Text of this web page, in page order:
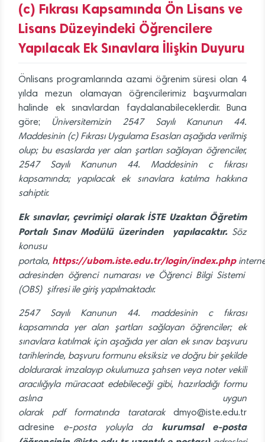
(c) Fıkrası Kapsamında Ön Lisans ve
Lisans Düzeyindeki Öğrencilere
Yapılacak Ek Sınavlara İlişkin Duyuru
Önlisans programlarında azami öğrenim süresi olan 4
yılda mezun olamayan öğrencilerimiz başvurmaları
halinde ek sınavlardan faydalanabileceklerdir. Buna
göre;
Üniversitemizin 2547 Sayılı Kanunun 44.
Maddesinin (c) Fıkrası Uygulama Esasları aşağıda verilmiş
olup; bu esaslarda yer alan şartları sağlayan öğrenciler,
2547 Sayılı Kanunun 44. Maddesinin c fıkrası
kapsamında; yapılacak ek sınavlara katılma hakkına
sahiptir.
Ek sınavlar, çevrimiçi olarak İSTE Uzaktan Öğretim
Portalı Sınav Modülü üzerinden yapılacaktır. Söz
konusu
portala, https://ubom.iste.edu.tr/login/index.php
adresinden öğrenci numarası ve Öğrenci Bilgi Sistemi
(OBS) şifresi ile giriş yapılmaktadır.
2547 Sayılı Kanunun 44. maddesinin c fıkrası
kapsamında yer alan şartları sağlayan öğrenciler; ek
sınavlara katılmak için aşağıda yer alan ek sınav başvuru
tarihlerinde, başvuru formunu eksiksiz ve doğru bir şekilde
doldurarak imzalayıp okulumuza şahsen veya noter vekili
aracılığıyla müracaat edebileceği gibi, hazırladığı formu
aslına uygun
olarak pdf formatında taratarakdmyo@iste.edu.tr
adresine e-posta yoluyla da kurumsal e-posta